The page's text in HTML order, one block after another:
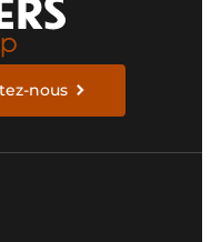
nous